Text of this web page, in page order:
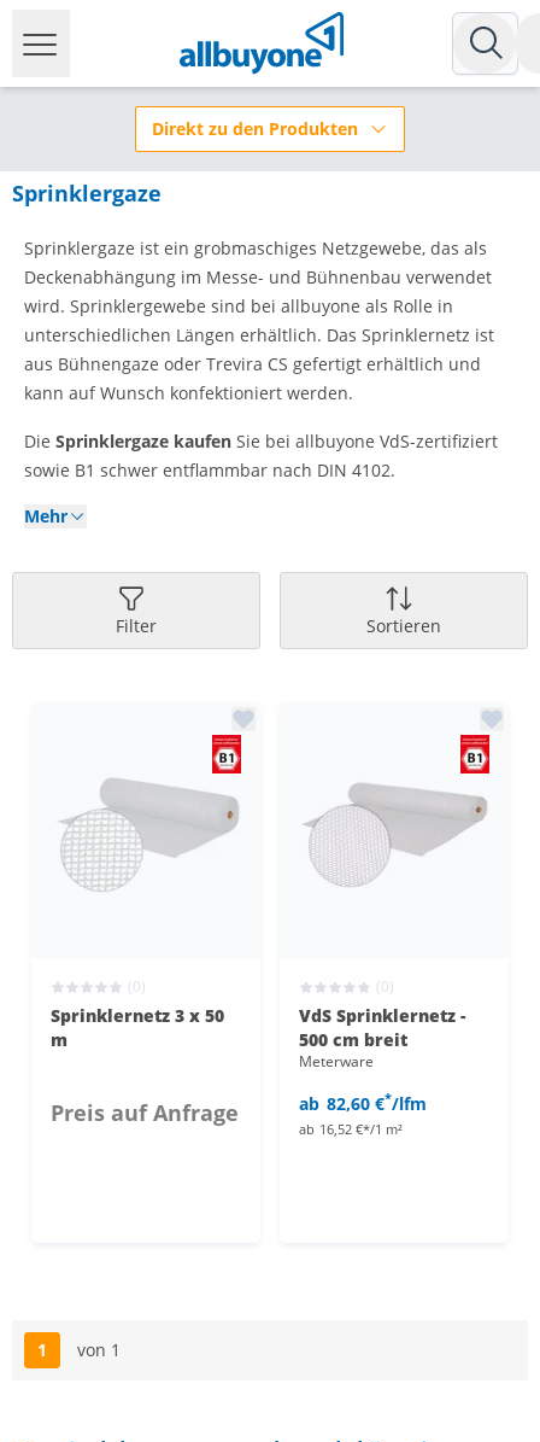
Direkt zu den Produkten
Sprinklergaze
Sprinklergaze ist ein grobmaschiges Netzgewebe, das als
Deckenabhängung im Messe- und Bühnenbau verwendet
wird. Sprinklergewebe sind bei allbuyone als Rolle in
unterschiedlichen Längen erhältlich. Das Sprinklernetz ist
aus Bühnengaze oder Trevira CS gefertigt erhältlich und
kann auf Wunsch konfektioniert werden.
Die Sprinklergaze kaufen Sie bei allbuyone VdS-zertifiziert
sowie B1 schwer entflammbar nach DIN 4102.
Mehr
Filter Sortieren
(0)
Sprinklernetz 3 x 50
m
Preis auf Anfrage
(0)
VdS Sprinklernetz -
500 cm breit
Meterware
ab 82,60 €*/lfm
ab 16,52 €*/1 m²
Seite
1 von 1